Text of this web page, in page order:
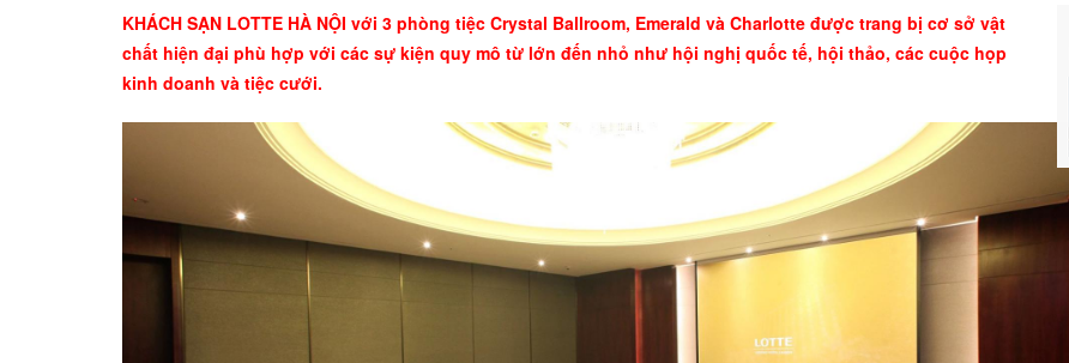
KHÁCH SẠN LOTTE HÀ NỘI với 3 phòng tiệc Crystal Ballroom, Emerald và Charlotte được trang bị cơ sở vật
chất hiện đại phù hợp với các sự kiện quy mô từ lớn đến nhỏ như hội nghị quốc tế, hội thảo, các cuộc họp
kinh doanh và tiệc cưới.